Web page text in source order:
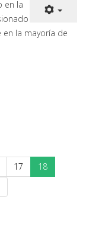
en la
la mayoría de
17
18